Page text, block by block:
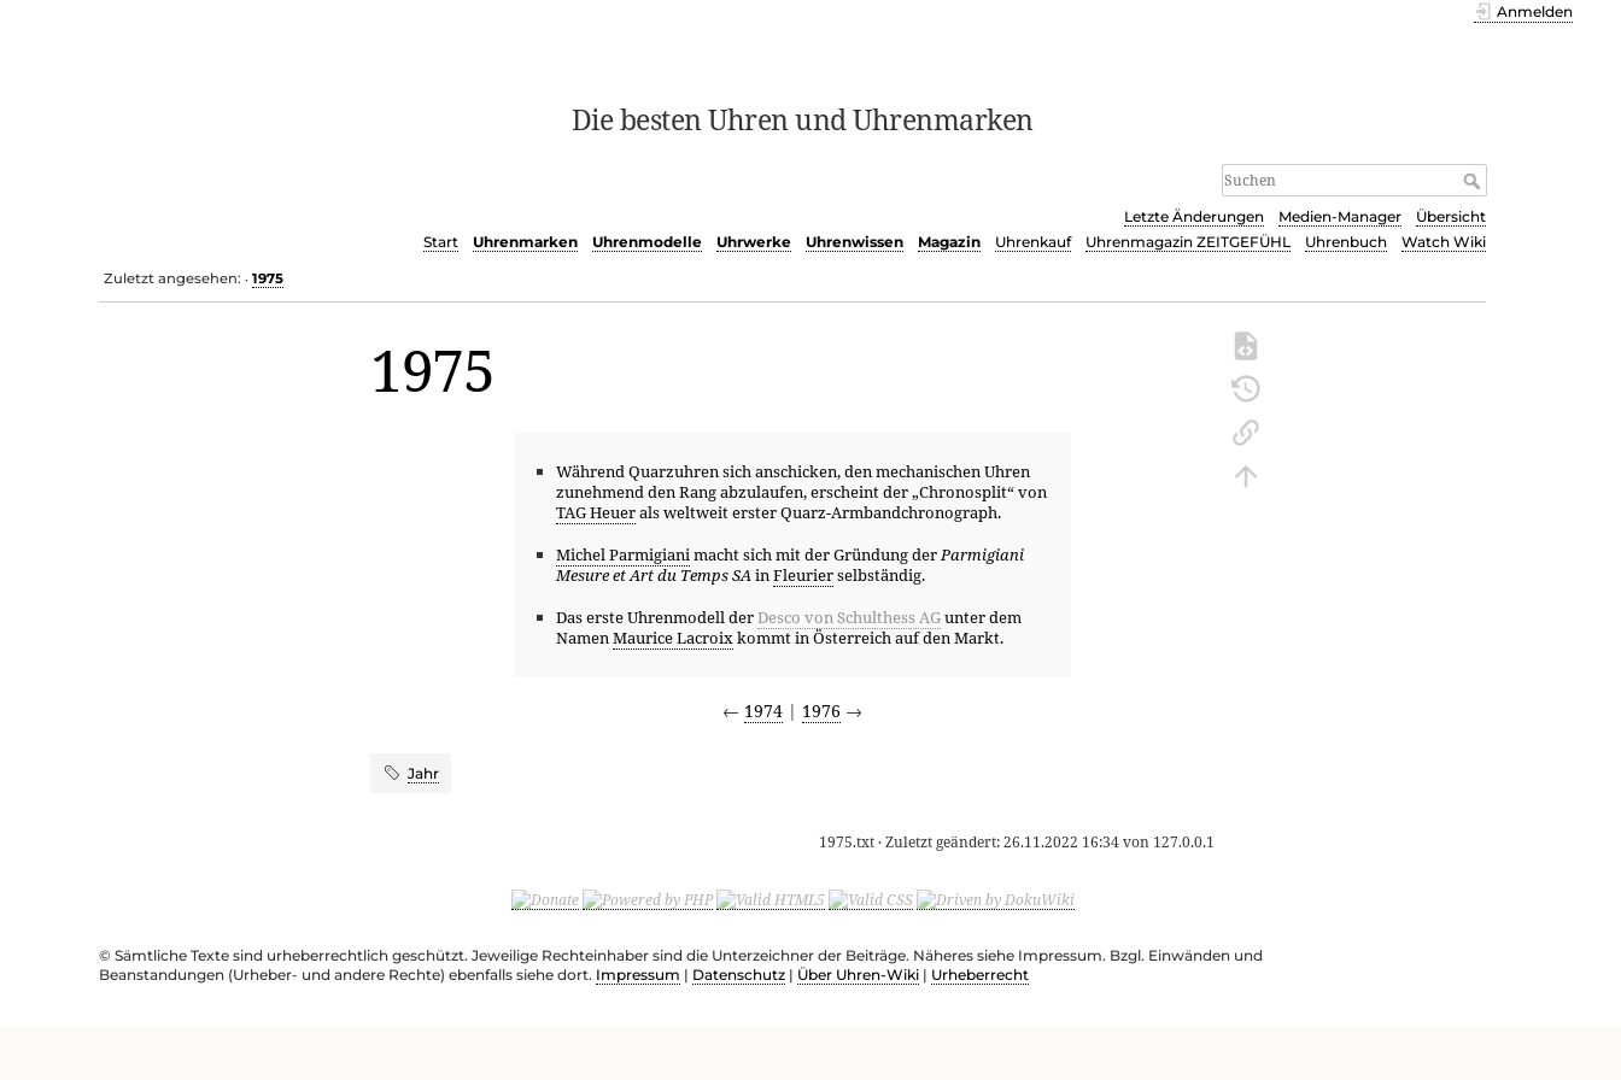
Die besten Uhren und Uhrenmarken
Anmelden
Letzte Änderungen Medien-Manager
Übersicht
Start
Uhrenmarken Uhrenmodelle Uhrwerke Uhrenwissen Magazin Uhrenkauf Uhrenmagazin ZEITGEFÜHL Uhrenbuch Watch Wiki
Zuletzt angesehen: • 1975
1975
Während Quarzuhren sich anschicken, den mechanischen Uhren
zunehmend den Rang abzulaufen, erscheint der „Chronosplit“ von
TAG Heuerals weltweit erster Quarz-Armbandchronograph.
Michel Parmigianimacht sich mit der Gründung derParmigiani
Mesure et Art du Temps SAinFleurierselbständig.
Das erste Uhrenmodell derDesco von Schulthess AGunter dem
NamenMaurice Lacroixkommt in Österreich auf den Markt.
← 1974 | 1976 →
Jahr
1975.txt· Zuletzt geändert:26.11.2022 16:34von 127.0.0.1
© Sämtliche Texte sind urheberrechtlich geschützt. Jeweilige Rechteinhaber sind die Unterzeichner der Beiträge. Näheres siehe Impressum. Bzgl. Einwänden und
Beanstandungen (Urheber- und andere Rechte) ebenfalls siehe dort. Impressum | Datenschutz | Über Uhren-Wiki | Urheberrecht